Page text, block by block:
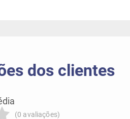
(0 avaliações)